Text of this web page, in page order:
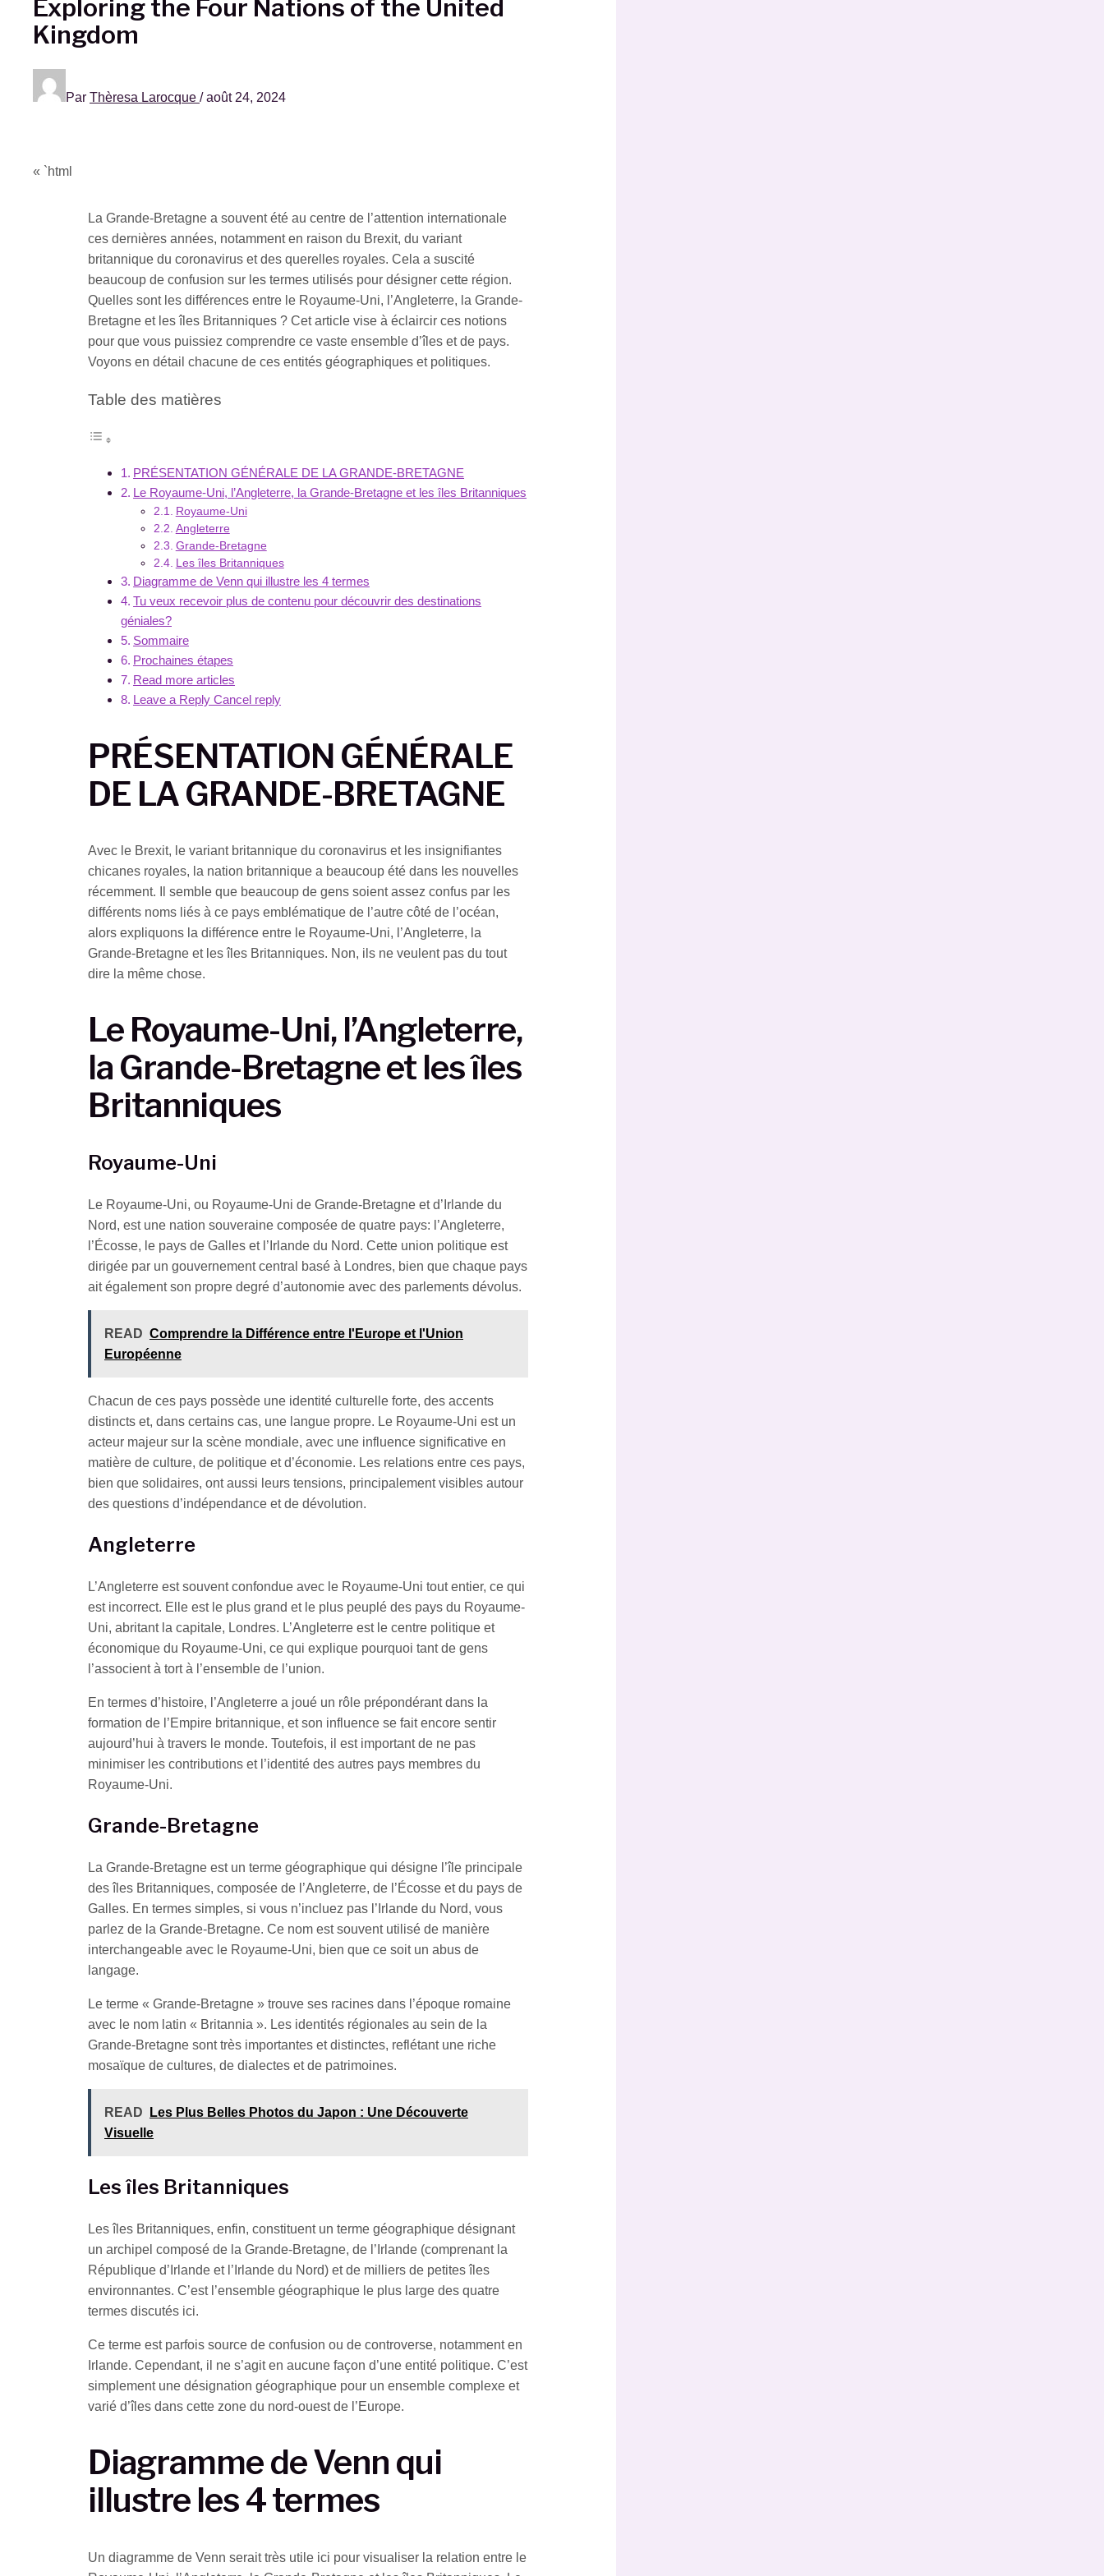
Exploring the Four Nations of the United
Kingdom
Par Thèresa Larocque /août 24, 2024
« `html
La Grande-Bretagne a souvent été au centre de l’attention internationale
ces dernières années, notamment en raison du Brexit, du variant
britannique du coronavirus et des querelles royales. Cela a suscité
beaucoup de confusion sur les termes utilisés pour désigner cette région.
Quelles sont les différences entre le Royaume-Uni, l’Angleterre, la Grande-
Bretagne et les îles Britanniques ? Cet article vise à éclaircir ces notions
pour que vous puissiez comprendre ce vaste ensemble d’îles et de pays.
Voyons en détail chacune de ces entités géographiques et politiques.
Table des matières
PRÉSENTATION GÉNÉRALE DE LA GRANDE-BRETAGNE
Le Royaume-Uni, l’Angleterre, la Grande-Bretagne et les îles Britanniques
Royaume-Uni
Angleterre
Grande-Bretagne
Les îles Britanniques
Diagramme de Venn qui illustre les 4 termes
Tu veux recevoir plus de contenu pour découvrir des destinations
géniales?
Sommaire
Prochaines étapes
Read more articles
Leave a Reply Cancel reply
PRÉSENTATION GÉNÉRALE
DE LA GRANDE-BRETAGNE
Avec le Brexit, le variant britannique du coronavirus et les insignifiantes
chicanes royales, la nation britannique a beaucoup été dans les nouvelles
récemment. Il semble que beaucoup de gens soient assez confus par les
différents noms liés à ce pays emblématique de l’autre côté de l’océan,
alors expliquons la différence entre le Royaume-Uni, l’Angleterre, la
Grande-Bretagne et les îles Britanniques. Non, ils ne veulent pas du tout
dire la même chose.
Le Royaume-Uni, l’Angleterre,
la Grande-Bretagne et les îles
Britanniques
Royaume-Uni
Le Royaume-Uni, ou Royaume-Uni de Grande-Bretagne et d’Irlande du
Nord, est une nation souveraine composée de quatre pays: l’Angleterre,
l’Écosse, le pays de Galles et l’Irlande du Nord. Cette union politique est
dirigée par un gouvernement central basé à Londres, bien que chaque pays
ait également son propre degré d’autonomie avec des parlements dévolus.
READ Comprendre la Différence entre l'Europe et l'Union
Européenne
Chacun de ces pays possède une identité culturelle forte, des accents
distincts et, dans certains cas, une langue propre. Le Royaume-Uni est un
acteur majeur sur la scène mondiale, avec une influence significative en
matière de culture, de politique et d’économie. Les relations entre ces pays,
bien que solidaires, ont aussi leurs tensions, principalement visibles autour
des questions d’indépendance et de dévolution.
Angleterre
L’Angleterre est souvent confondue avec le Royaume-Uni tout entier, ce qui
est incorrect. Elle est le plus grand et le plus peuplé des pays du Royaume-
Uni, abritant la capitale, Londres. L’Angleterre est le centre politique et
économique du Royaume-Uni, ce qui explique pourquoi tant de gens
l’associent à tort à l’ensemble de l’union.
En termes d’histoire, l’Angleterre a joué un rôle prépondérant dans la
formation de l’Empire britannique, et son influence se fait encore sentir
aujourd’hui à travers le monde. Toutefois, il est important de ne pas
minimiser les contributions et l’identité des autres pays membres du
Royaume-Uni.
Grande-Bretagne
La Grande-Bretagne est un terme géographique qui désigne l’île principale
des îles Britanniques, composée de l’Angleterre, de l’Écosse et du pays de
Galles. En termes simples, si vous n’incluez pas l’Irlande du Nord, vous
parlez de la Grande-Bretagne. Ce nom est souvent utilisé de manière
interchangeable avec le Royaume-Uni, bien que ce soit un abus de
langage.
Le terme « Grande-Bretagne » trouve ses racines dans l’époque romaine
avec le nom latin « Britannia ». Les identités régionales au sein de la
Grande-Bretagne sont très importantes et distinctes, reflétant une riche
mosaïque de cultures, de dialectes et de patrimoines.
READ
Les Plus Belles Photos du Japon : Une Découverte
Visuelle
Les îles Britanniques
Les îles Britanniques, enfin, constituent un terme géographique désignant
un archipel composé de la Grande-Bretagne, de l’Irlande (comprenant la
République d’Irlande et l’Irlande du Nord) et de milliers de petites îles
environnantes. C’est l’ensemble géographique le plus large des quatre
termes discutés ici.
Ce terme est parfois source de confusion ou de controverse, notamment en
Irlande. Cependant, il ne s’agit en aucune façon d’une entité politique. C’est
simplement une désignation géographique pour un ensemble complexe et
varié d’îles dans cette zone du nord-ouest de l’Europe.
Diagramme de Venn qui
illustre les 4 termes
Un diagramme de Venn serait très utile ici pour visualiser la relation entre le